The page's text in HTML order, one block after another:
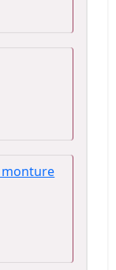
monture